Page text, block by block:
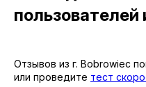
пользователей
Отзывов из г. Bobrowiec
или проведите тест